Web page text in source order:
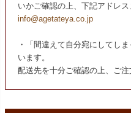
いかご確認の上、下記アドレス
info@agetateya.co.jp
・「間違えて自分宛にしてし
います。
配送先を十分ご確認の上、ご注